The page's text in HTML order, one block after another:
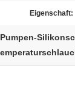
Eigenschaft: